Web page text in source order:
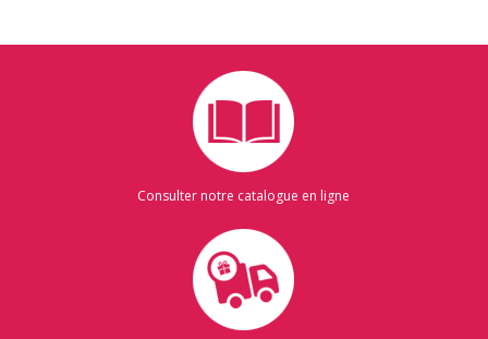
Consulter notre catalogue en ligne